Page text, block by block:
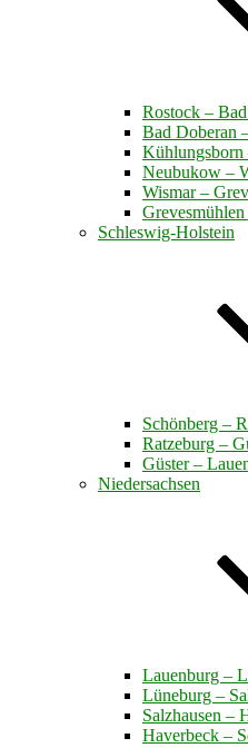
Rostock –
Bad Doberan
Neubukow –
Wismar –
Schleswig-Holstein
Schönberg –
Ratzeburg –
Güster –
Niedersachsen
Lauenburg –
Lüneburg –
Salzhausen –
Haverbeck –